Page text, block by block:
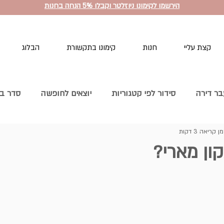
הירשמו לקימונו ניוזלטר וקבלו 5% הנחה בחנות
קצת עליי חנות קימונו בתקשורת הבלוג
דירה סידור לפי קטגוריות יוצאים לחופשה סדר
סדר במטבח
מלחמה
מארי?
קריאה 3 דקות